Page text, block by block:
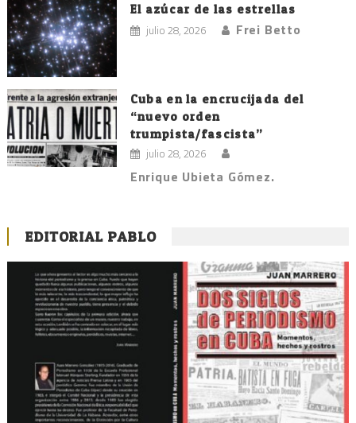
El azúcar de las estrellas
julio 28, 2026 Frei Betto
Cuba en la encrucijada del
“nuevo orden
trumpista/fascista”
julio 28, 2026
Enrique Ubieta Gómez.
EDITORIAL PABLO